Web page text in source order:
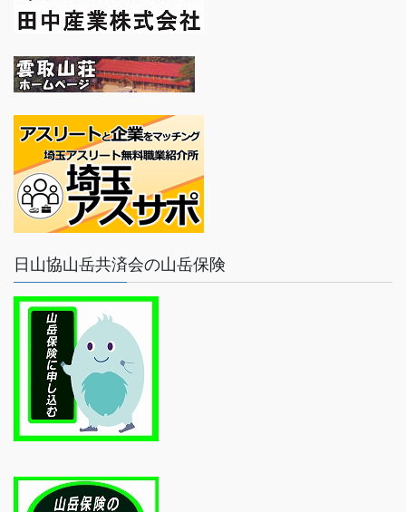
日山協山岳共済会の山岳保険